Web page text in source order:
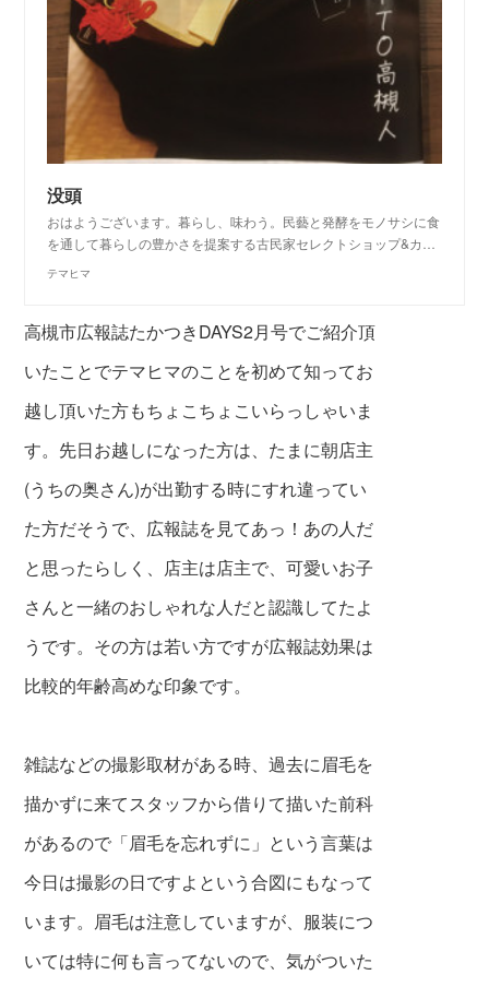
没頭
おはようございます。暮らし、味わう。民藝と発酵をモノサシに食
を通して暮らしの豊かさを提案する古民家セレクトショップ&カ…
テマヒマ
高槻市広報誌たかつきDAYS2月号でご紹介頂
いたことでテマヒマのことを初めて知ってお
越し頂いた方もちょこちょこいらっしゃいま
す。先日お越しになった方は、たまに朝店主
(うちの奥さん)が出勤する時にすれ違ってい
た方だそうで、広報誌を見てあっ！あの人だ
と思ったらし く、店主は店主で、可愛いお子
さんと一緒のおしゃれな人だと認識してたよ
うです。その方は若い方ですが広報誌効果は
比較的年齢高めな印象です。
雑誌などの撮影取材がある時、過去に眉毛を
描かずに来てスタッフから借りて描いた前科
があるので「眉毛を忘れずに」という言葉は
今日は撮影の日ですよという合図にもなって
います。眉毛は注意していますが、服装につ
いては特に何も言ってないので、気がついた